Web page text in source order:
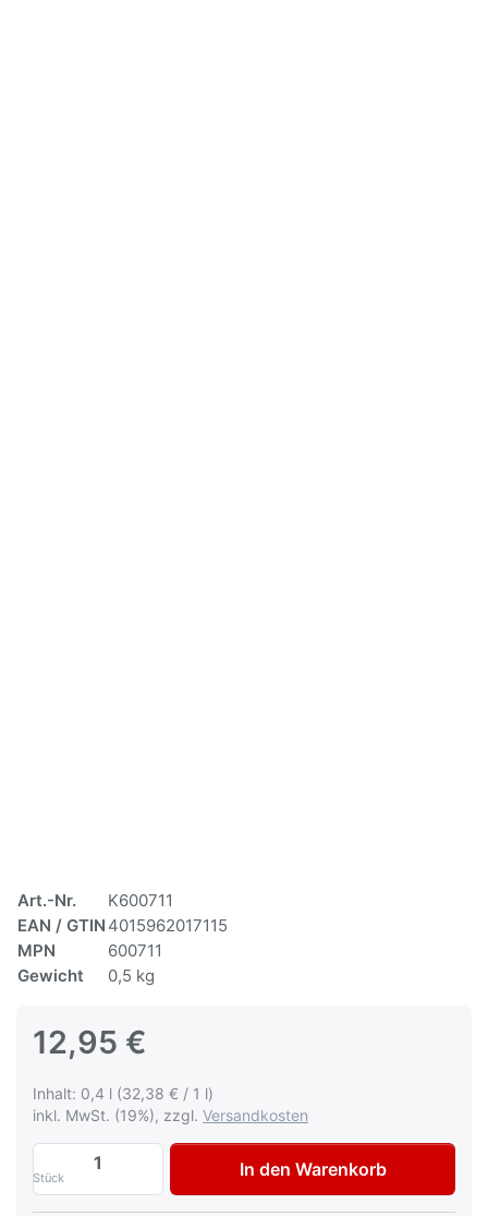
Art.-Nr.
K600711
EAN / GTIN 4015962017115
MPN
600711
Gewicht
0,5 kg
12,95 €
Inhalt: 0,4 l (32,38 € / 1 l)
inkl. MwSt. (19%), zzgl. Versandkosten
Stück
Autolack Fiat Lancia 620B Grigio
In den Warenkorb